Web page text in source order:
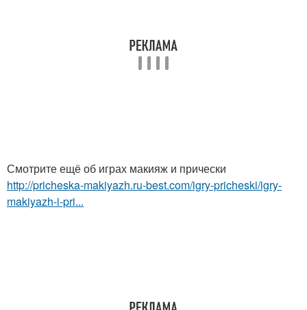
Смотрите ещё об играх макияж и прически
http://pricheska-makiyazh.ru-best.com/igry-pricheski/igry-
makiyazh-i-pri...